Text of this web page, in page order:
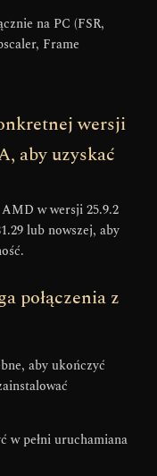
na PC (FSR,
Frame
wersji
aby uzyskać
w wersji 25.9.2
lub nowszej, aby
połączenia z
aby ukończyć
w pełni uruchamiana